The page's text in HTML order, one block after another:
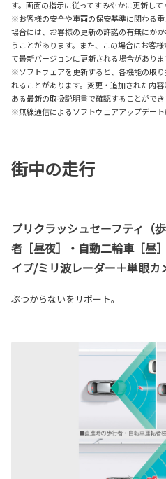
す。画面の指示に従ってすみやかに更新して
※お客様の安全や車両の保安基準に関わる
場合には、お客様の更新の許諾の有無にか
うことがあります。また、この場合にお客
て最新バージョンに更新される場合がありま
※ソフトウェアを更新すると、各機能の取
れることがあります。変更・追加された内
ある最新の取扱説明書で確認することができ
※無線通信によるソフトウェアアップデート
街中の走行
プリクラッシュセーフティ（
者［昼夜］・自動二輪車［昼
イプ/ミリ波レーダー＋単眼カ
ぶつからないをサポート。